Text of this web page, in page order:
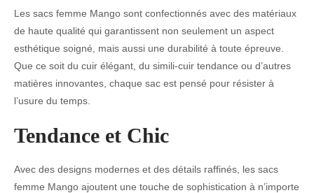
Les sacs femme Mango sont confectionnés avec des matériaux
de haute qualité qui garantissent non seulement un aspect
esthétique soigné, mais aussi une durabilité à toute épreuve.
Que ce soit du cuir élégant, du simili-cuir tendance ou d’autres
matières innovantes, chaque sac est pensé pour résister à
l’usure du temps.
Tendance et Chic
Avec des designs modernes et des détails raffinés, les sacs
femme Mango ajoutent une touche de sophistication à n’importe